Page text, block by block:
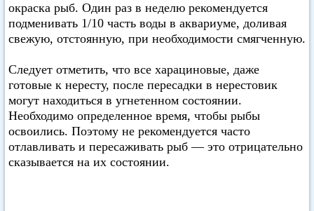
окраска рыб. Один раз в неделю рекомендуется
подменивать 1/10 часть воды в аквариуме, доливая
свежую, отстоянную, при необходимости смягченную.
Следует отметить, что все харациновые, даже
готовые к нересту, после пересадки в нерестовик
могут находиться в угнетенном состоянии.
Необходимо определенное время, чтобы рыбы
освоились. Поэтому не рекомендуется часто
отлавливать и пересаживать рыб — это отрицательно
сказывается на их состоянии.